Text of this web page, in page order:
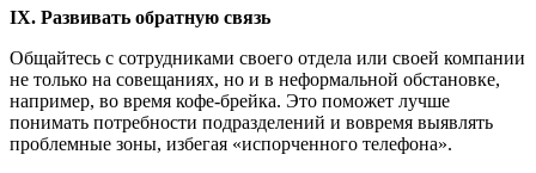
IX. Развивать обратную связь
Общайтесь с сотрудниками своего отдела или своей компании
не только на совещаниях, но и в неформальной обстановке,
например, во время кофе-брейка. Это поможет лучше
понимать потребности подразделений и вовремя выявлять
проблемные зоны, избегая «испорченного телефона».